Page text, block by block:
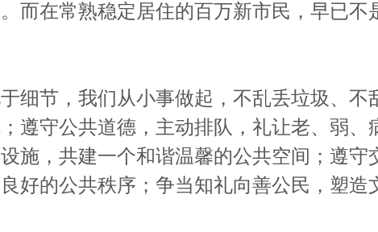
而在常熟稳定居住的百万新市民，早已不
细节，我们从小事做起，不乱丢垃圾、不
遵守公共道德，主动排队，礼让老、弱、
施，共建一个和谐温馨的公共空间；遵守
好的公共秩序；争当知礼向善公民，塑造